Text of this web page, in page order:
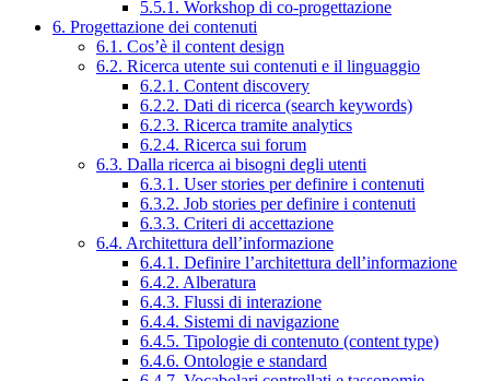
5.5.1. Workshop di co-progettazione
6. Progettazione dei contenuti
6.1. Cos’è il content design
6.2. Ricerca utente sui contenuti e il linguaggio
6.2.1. Content discovery
6.2.2. Dati di ricerca (search keywords)
6.2.3. Ricerca tramite analytics
6.2.4. Ricerca sui forum
6.3. Dalla ricerca ai bisogni degli utenti
6.3.1. User stories per definire i contenuti
6.3.2. Job stories per definire i contenuti
6.3.3. Criteri di accettazione
6.4. Architettura dell’informazione
6.4.1. Definire l’architettura dell’informazione
6.4.2. Alberatura
6.4.3. Flussi di interazione
6.4.4. Sistemi di navigazione
6.4.5. Tipologie di contenuto (content type)
6.4.6. Ontologie e standard